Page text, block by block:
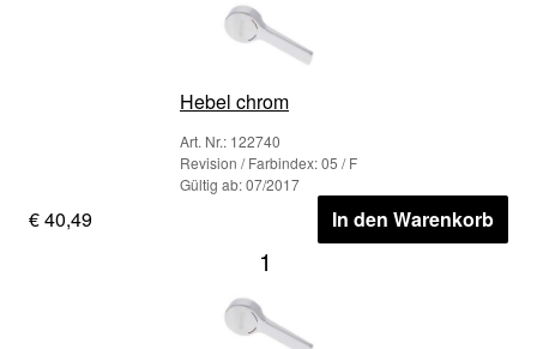
Hebel chrom
Art. Nr.: 122740
Revision / Farbindex: 05 / F
Gültig ab: 07/2017
€ 40,49 In den Warenkorb
1